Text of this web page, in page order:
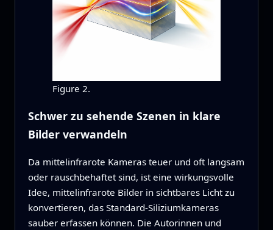
Figure 2.
Schwer zu sehende Szenen in klare
Bilder verwandeln
Da mittelinfrarote Kameras teuer und oft langsam
oder rauschbehaftet sind, ist eine wirkungsvolle
Idee, mittelinfrarote Bilder in sichtbares Licht zu
konvertieren, das Standard‑Siliziumkameras
sauber erfassen können. Die Autorinnen und